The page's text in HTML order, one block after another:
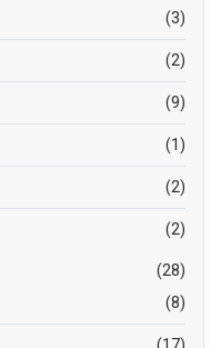
(3)
(2)
(9)
(1)
(2)
(2)
(28)
(8)